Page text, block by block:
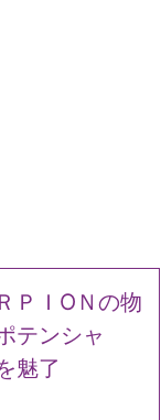
ＰＩОＮの物
テンシャ
魅了